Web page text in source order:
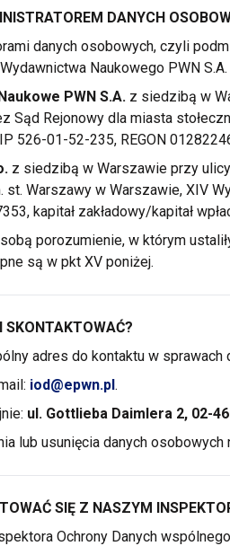
DANYCH
danych osobowych, czyli
Naukowego PWN
PWN S.A. z siedzibą w
Sąd Rejonowy dla miasta
526-01-52-235, REGON
z siedzibą w Warszawieprzy
st. Warszawy w Warszawie,XIV
kapitał zakładowy/kapitał
porozumienie, w którym
są w pktXV poniżej.
SKONTAKTOWAĆ?
adres do kontaktu w sprawach
iod@epwn.pl.
ul. Gottlieba Daimlera 2, 02-
lub usunięcia danych osobowych
SIĘ Z NASZYM
Ochrony Danych